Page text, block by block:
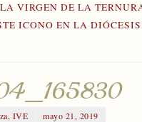
VIRGEN DE LA
ICONO EN LA
IVE
mayo 21, 2019